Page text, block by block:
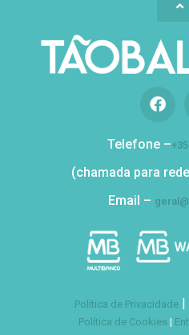
Telefone –
(chamada para
Email –
Política de Privacidade |
Política de Cookies |